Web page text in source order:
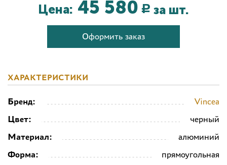
Цена: 45 580 Р за шт.
Оформить заказ
ХАРАКТЕРИСТИКИ
Бренд:
Vincea
Цвет:
черный
Материал:
алюминий
Форма:
прямоугольная